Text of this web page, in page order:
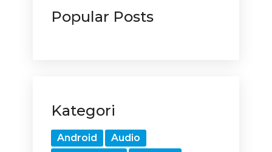
Popular Posts
Kategori
Android
Audio